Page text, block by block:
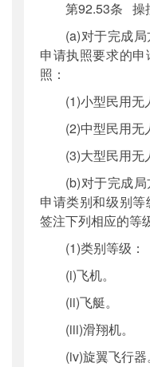
第92.53条 操
(a)对于完成
申请执照要求的
照：
(1)小型民用无
(2)中型民用无
(3)大型民用无
(b)对于完成
申请类别和级别
签注下列相应的等
(1)类别等级：
(i)飞机。
(ii)飞艇。
(iii)滑翔机。
(iv)旋翼飞行器。